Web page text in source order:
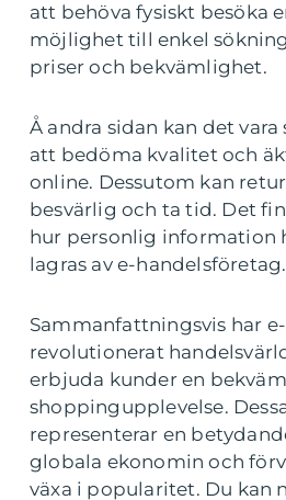
att behöva fysiskt besöka
möjlighet till enkel
priser och bekvämlighet.
Å andra sidan kan det
att bedöma kvalitet och
online. Dessutom kan
besvärlig och ta tid. Det
hur personlig information
lagras av e-handelsföretag.
Sammanfattningsvis har
revolutionerat
erbjuda kunder en
shoppingupplevelse.
representerar en
globala ekonomin och
växa i popularitet. Du kan